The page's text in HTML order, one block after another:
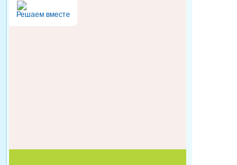
Решаем вместе